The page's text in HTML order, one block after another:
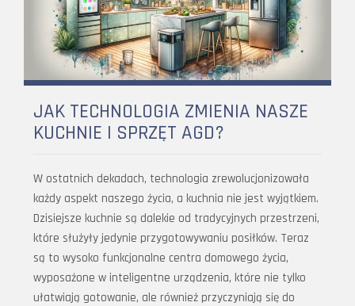
JAK TECHNOLOGIA ZMIENIA NASZE
KUCHNIE I SPRZĘT AGD?
W ostatnich dekadach, technologia zrewolucjonizowała
każdy aspekt naszego życia, a kuchnia nie jest wyjątkiem.
Dzisiejsze kuchnie są dalekie od tradycyjnych przestrzeni,
które służyły jedynie przygotowywaniu posiłków. Teraz
są to wysoko funkcjonalne centra domowego życia,
wyposażone w inteligentne urządzenia, które nie tylko
ułatwiają gotowanie, ale również przyczyniają się do